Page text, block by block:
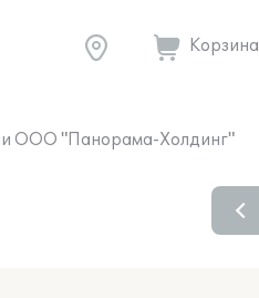
Корзина
ООО "Панорама-Холдинг"